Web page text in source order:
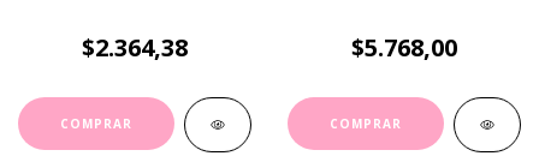
$2.364,38 $5.768,00